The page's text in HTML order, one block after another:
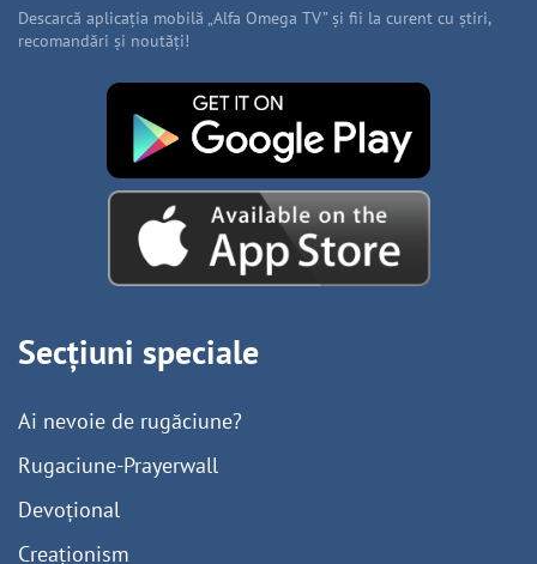
Descarcă aplicația mobilă „Alfa Omega TV” și fii la curent cu știri,
recomandări și noutăți!
Secțiuni speciale
Ai nevoie de rugăciune?
Rugaciune-Prayerwall
Devoțional
Creaționism